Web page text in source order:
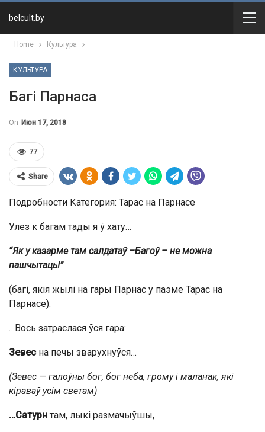
belcult.by
Home Культура
КУЛЬТУРА
Багі Парнаса
On Июн 17, 2018
77
Share
Подробности Категория: Тарас на Парнасе
Улез к багам тады я ў хату…
“Як у казарме там салдатаў –Багоў – не можна
пашчытаць!”
(багі, якія жылі на гары Парнас у паэме Тарас на
Парнасе):
…Вось затраслася ўся гара:
Зевес на печы зварухнуўся…
(Зевес — галоўны бог, бог неба, грому і маланак, які
кіраваў усім светам)
…Сатурн там, лыкі размачыўшы,